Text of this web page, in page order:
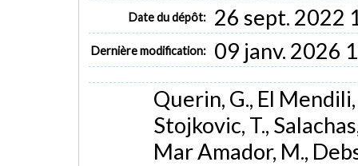
Date du dépôt: 26 sept. 2022
Dernière modification: 09 janv. 2026
Querin, G., El
Stojkovic, T.,
Mar Amador, M.,